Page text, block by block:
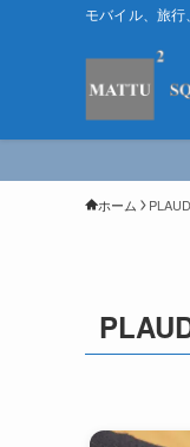
モバイル、旅
ホーム